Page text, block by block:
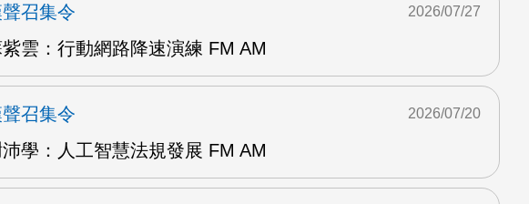
召集令
雲：行動網路降速演練 FM AM
2026/07/27
召集令
學：人工智慧法規發展 FM AM
2026/07/20